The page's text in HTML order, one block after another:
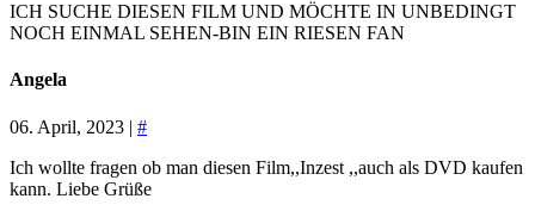
ICH SUCHE DIESEN FILM UND MÖCHTE IN UNBEDINGT
NOCH EINMAL SEHEN-BIN EIN RIESEN FAN
Angela
06. April, 2023 | #
Ich wollte fragen ob man diesen Film,,Inzest ,,auch als DVD kaufen
kann. Liebe Grüße